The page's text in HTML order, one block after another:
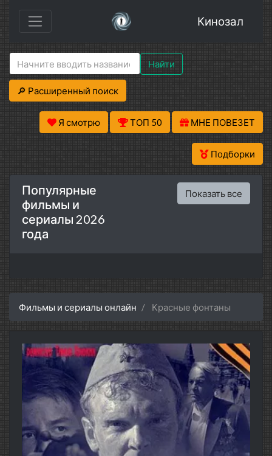
Кинозал
Найти
🔎 Расширенный поиск
Я смотрю ТОП 50 МНЕ ПОВЕЗЕТ
Подборки
Популярные
фильмы и
сериалы 2026
года
Показать все
Фильмы и сериалы онлайн Красные фонтаны